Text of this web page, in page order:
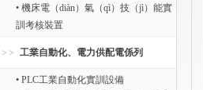
• 機床電（diàn）氣（qì）技（jì）能實
訓考核裝置
工業自動化、電力供配電係列
• PLC工業自動化實訓設備